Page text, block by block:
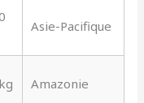
Asie-Pacifique
Amazonie